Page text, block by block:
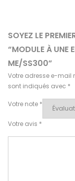
SOYEZ LE
“MODULE À UNE
ME/SS300”
Votre adresse e-mail
sont indiqués avec *
Votre note *
Votre avis *